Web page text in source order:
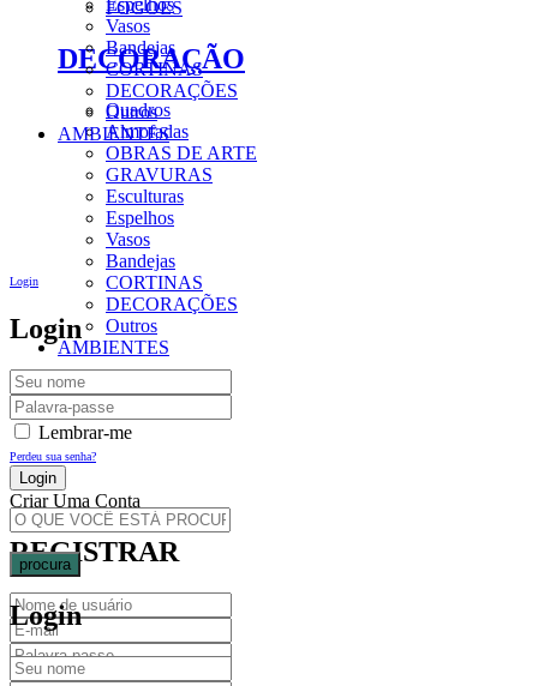
Vasos
Bandejas
CORTINAS
DECORAÇÕES
Outros
AMBIENTES
Login
Login
Lembrar-me
Perdeu sua senha?
Criar Uma Conta
REGISTRAR
FOGÕES
DECORAÇÃO
Quadros
Almofadas
OBRAS DE ARTE
GRAVURAS
Esculturas
Espelhos
Vasos
Bandejas
CORTINAS
DECORAÇÕES
Outros
AMBIENTES
procura
Login